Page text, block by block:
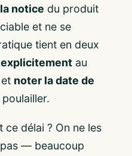
notice du produit
et ne se
tient en deux
au
noter la date de
délai ? On ne les
— beaucoup